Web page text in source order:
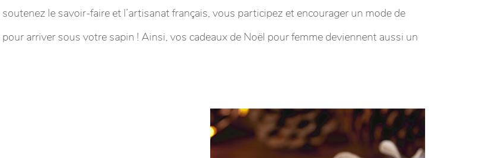
le savoir-faire et l’artisanat français, vous participez et encourager un mode de
arriver sous votre sapin ! Ainsi, vos cadeaux de Noël pour femme deviennent aussi un